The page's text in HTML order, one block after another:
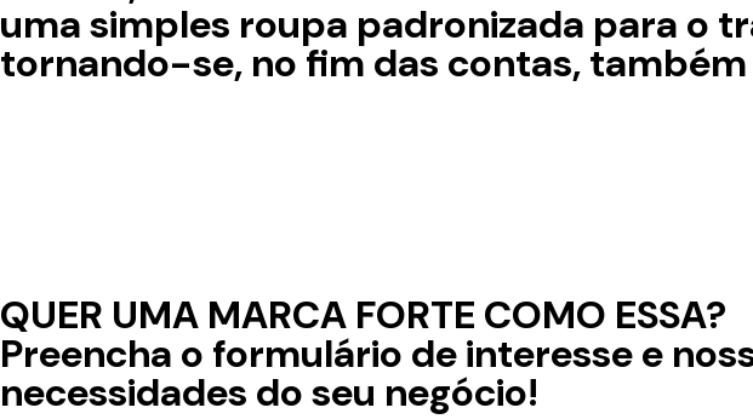
uma simples roupa padronizada para o
tornando-se, no fim das contas,
QUER UMA MARCA FORTE COMO ESSA?
Preencha o formulário de interesse e
necessidades do seu negócio!